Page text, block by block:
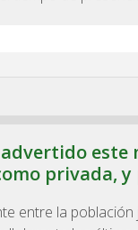
advertido
privada,
entre la